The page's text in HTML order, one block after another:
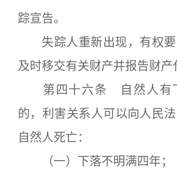
踪宣告。
失踪人重新出现，有权要
及时移交有关财产并报告财产
第四十六条 自然人有
的，利害关系人可以向人民
自然人死亡：
（一）下落不明满四年；